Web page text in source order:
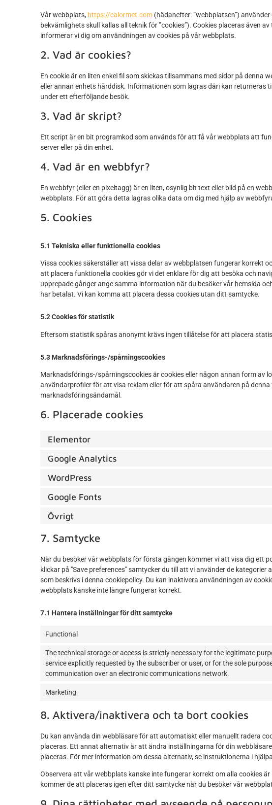
Vår webbplats, https://calormet.com (hädanefter: ”webbplatsen”)
bekvämlighets skull kallas all teknik för ”cookies”). Cookies placeras även
informerar vi dig om användningen av cookies på vår webbplats.
2. Vad är cookies?
En cookie är en liten enkel fil som skickas tillsammans med sidor på denna
eller annan enhets hårddisk. Informationen som lagras däri kan returneras
under ett efterföljande besök.
3. Vad är skript?
Ett script är en bit programkod som används för att få vår webbplats att
server eller på din enhet.
4. Vad är en webbfyr?
En webbfyr (eller en pixeltagg) är en liten, osynlig bit text eller bild på en
webbplats. För att göra detta lagras olika data om dig med hjälp av
5. Cookies
5.1 Tekniska eller funktionella cookies
Vissa cookies säkerställer att vissa delar av webbplatsen fungerar korrekt
att placera funktionella cookies gör vi det enklare för dig att besöka och
upprepade gånger ange samma information när du besöker vår hemsida
har betalat. Vi kan komma att placera dessa cookies utan ditt samtycke.
5.2 Cookies för statistik
Eftersom statistik spåras anonymt krävs ingen tillåtelse för att placera
5.3 Marknadsförings-/spårningscookies
Marknadsförings-/spårningscookies är cookies eller någon annan form av
användarprofiler för att visa reklam eller för att spåra användaren på
marknadsföringsändamål.
6. Placerade cookies
Elementor
Google Analytics
WordPress
Google Fonts
Övrigt
7. Samtycke
När du besöker vår webbplats för första gången kommer vi att visa dig ett
klickar på "Save preferences" samtycker du till att vi använder de
som beskrivs i denna cookiepolicy. Du kan inaktivera användningen av
webbplats kanske inte längre fungerar korrekt.
7.1 Hantera inställningar för ditt samtycke
Functional
The technical storage or access is strictly necessary for the legitimate
service explicitly requested by the subscriber or user, or for the sole
communication over an electronic communications network.
Marketing
8. Aktivera/inaktivera och ta bort cookies
Du kan använda din webbläsare för att automatiskt eller manuellt radera
placeras. Ett annat alternativ är att ändra inställningarna för din
placeras. För mer information om dessa alternativ, se instruktionerna i
Observera att vår webbplats kanske inte fungerar korrekt om alla cookies
kommer de att placeras igen efter ditt samtycke när du besöker vår